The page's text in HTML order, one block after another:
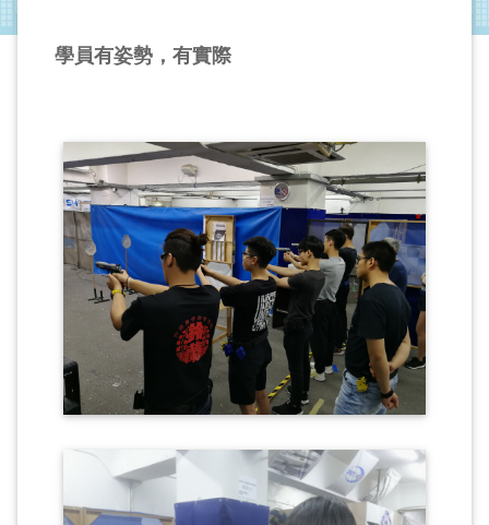
學員有姿勢，有實際